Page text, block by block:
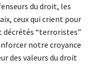
du droit, les
ceux qui crient pour
décrétés “terroristes”
notre croyance
des valeurs du droit